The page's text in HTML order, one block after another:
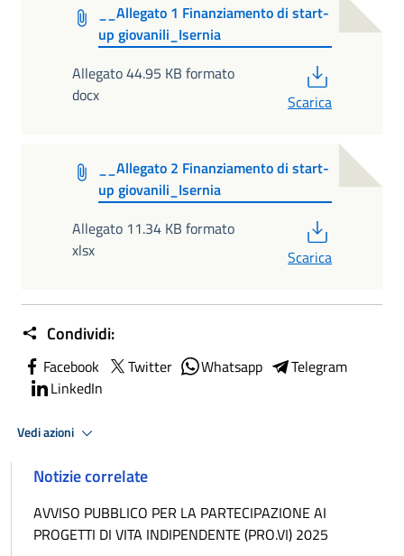
__Allegato 1 Finanziamento di start-
up giovanili_Isernia
Allegato 44.95 KB formato
docx
Scarica
__Allegato 2 Finanziamento di start-
up giovanili_Isernia
Allegato 11.34 KB formato
xlsx
Scarica
Condividi:
Facebook Twitter Whatsapp
Telegram
LinkedIn
Vedi azioni
Notizie correlate
AVVISO PUBBLICO PER LA PARTECIPAZIONE AI
PROGETTI DI VITA INDIPENDENTE (PRO.VI) 2025